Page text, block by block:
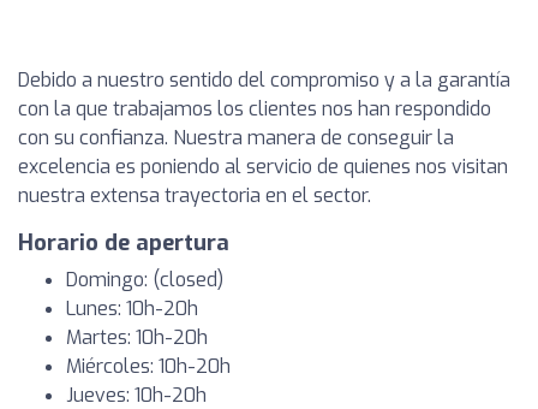
Debido a nuestro sentido del compromiso y a la garantía
con la que trabajamos los clientes nos han respondido
con su confianza. Nuestra manera de conseguir la
excelencia es poniendo al servicio de quienes nos visitan
nuestra extensa trayectoria en el sector.
Horario de apertura
Domingo: (closed)
Lunes: 10h-20h
Martes: 10h-20h
Miércoles: 10h-20h
Jueves: 10h-20h